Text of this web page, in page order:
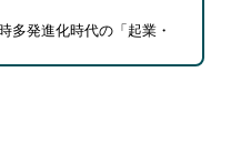
多発進化時代の「起業・